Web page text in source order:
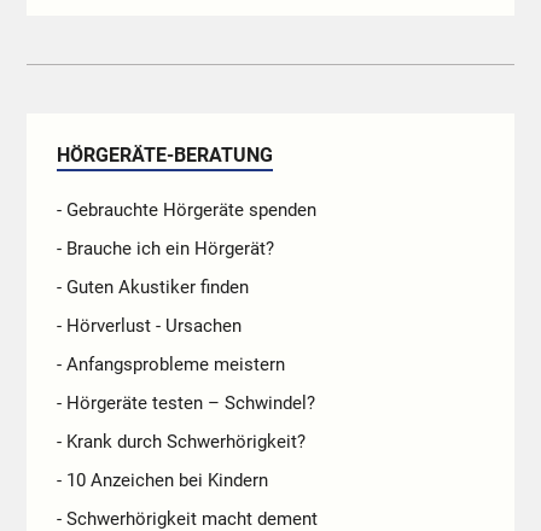
HÖRGERÄTE-BERATUNG
- Gebrauchte Hörgeräte spenden
- Brauche ich ein Hörgerät?
- Guten Akustiker finden
- Hörverlust - Ursachen
- Anfangsprobleme meistern
- Hörgeräte testen – Schwindel?
- Krank durch Schwerhörigkeit?
- 10 Anzeichen bei Kindern
- Schwerhörigkeit macht dement